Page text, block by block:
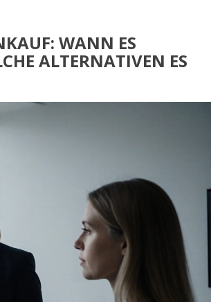
WANN ES
ALTERNATIVEN ES